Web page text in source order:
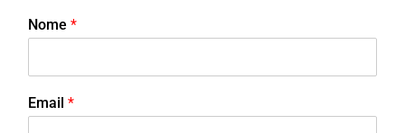
Nome *
Email *